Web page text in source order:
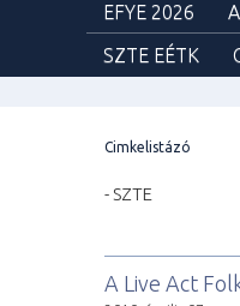
EFYE 2026
SZTE EÉTK
Cimkelistázó
- SZTE
A Live Act